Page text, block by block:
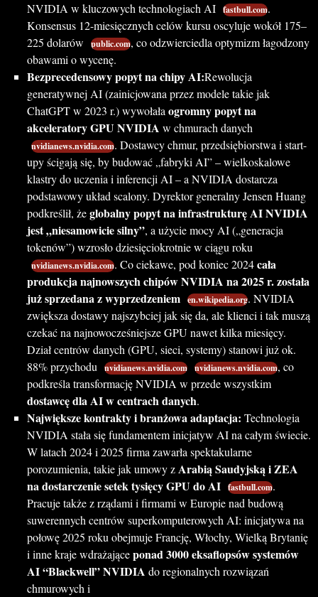
NVIDIA w kluczowych technologiach AI fastbull.com.
Konsensus 12-miesięcznych celów kursu oscyluje wokół 175–
225 dolarów
public.com, co odzwierciedla optymizm łagodzony
obawami o wycenę.
Bezprecedensowy popyt na chipy AI:Rewolucja
generatywnej AI (zainicjowana przez modele takie jak
ChatGPT w 2023 r.) wywołałaogromny popyt na
akceleratory GPU NVIDIA w chmurach danych
nvidianews.nvidia.com. Dostawcy chmur, przedsiębiorstwa i start-
upy ścigają się, by budować „fabryki AI” – wielkoskalowe
klastry do uczenia i inferencji AI – a NVIDIA dostarcza
podstawowy układ scalony. Dyrektor generalny Jensen Huang
podkreślił, żeglobalny popyt na infrastrukturę AI NVIDIA
jest „niesamowicie silny”, a użycie mocy AI („generacja
tokenów”) wzrosło dziesięciokrotnie w ciągu roku
nvidianews.nvidia.com. Co ciekawe, pod koniec 2024cała
produkcja najnowszych chipów NVIDIA na 2025 r. została
już sprzedana z wyprzedzeniem en.wikipedia.org. NVIDIA
zwiększa dostawy najszybciej jak się da, ale klienci i tak muszą
czekać na najnowocześniejsze GPU nawet kilka miesięcy.
Dział centrów danych (GPU, sieci, systemy) stanowi już ok.
88% przychodu nvidianews.nvidia.com nvidianews.nvidia.com, co
podkreśla transformację NVIDIA w przede wszystkim
dostawcę dla AI w centrach danych.
Największe kontrakty i branżowa adaptacja: Technologia
NVIDIA stała się fundamentem inicjatyw AI na całym świecie.
W latach 2024 i 2025 firma zawarła spektakularne
porozumienia, takie jak umowy zArabią Saudyjską i ZEA
na dostarczenie setek tysięcy GPU do AI fastbull.com.
Pracuje także z rządami i firmami w Europie nad budową
suwerennych centrów superkomputerowych AI: inicjatywa na
połowę 2025 roku obejmuje Francję, Włochy, Wielką Brytanię
i inne kraje wdrażająceponad 3000 eksaflopsów systemów
AI “Blackwell” NVIDIA do regionalnych rozwiązań
chmurowych i